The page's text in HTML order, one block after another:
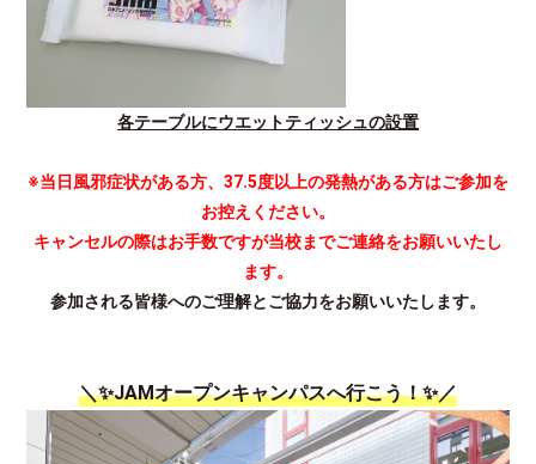
各テーブルにウエットティッシュの設置
※当日風邪症状がある方、37.5度以上の発熱がある方はご参加を
お控えください。
キャンセルの際はお手数ですが当校までご連絡をお願いいたし
ます。
参加される皆様へのご理解とご協力をお願いいたします。
＼✨JAMオープンキャンパスへ行こう！✨／